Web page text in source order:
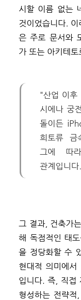
시할 이름 없는
것이었습니다.
은 주로 문서와
가 또는 아키테
"산업 이후
시에나 궁
돌이든
희토류 금
그에 따
관계입니
그 결과, 건축가
해 독점적인 태
을 정당화할 수
현대적 의미에서
입니다. 즉, 직접
형성하는 전략